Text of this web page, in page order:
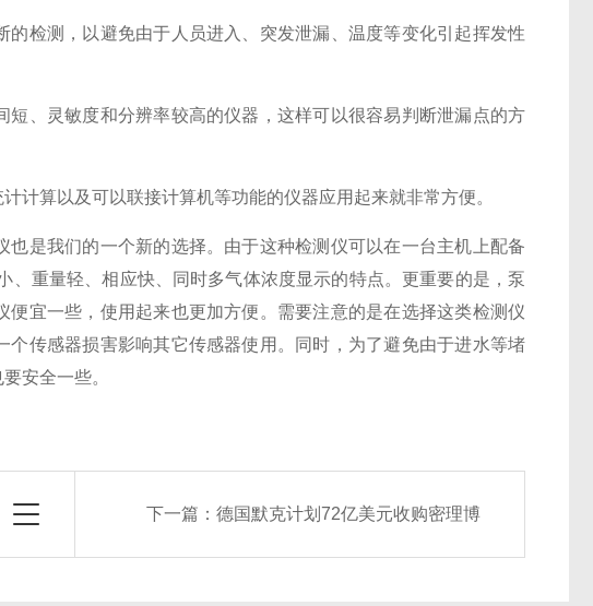
检测，以避免由于人员进入、突发泄漏、温度等变化引起挥发性
、灵敏度和分辨率较高的仪器，这样可以很容易判断泄漏点的方
计算以及可以联接计算机等功能的仪器应用起来就非常方便。
是我们的一个新的选择。由于这种检测仪可以在一台主机上配备
重量轻、相应快、同时多气体浓度显示的特点。更重要的是，泵
宜一些，使用起来也更加方便。需要注意的是在选择这类检测仪
传感器损害影响其它传感器使用。同时，为了避免由于进水等堵
安全一些。
下一篇： 德国默克计划72亿美元收购密理博